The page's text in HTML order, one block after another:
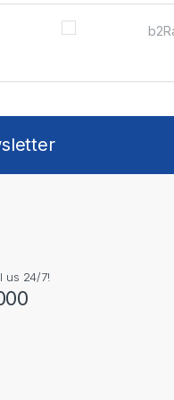
us 24/7!